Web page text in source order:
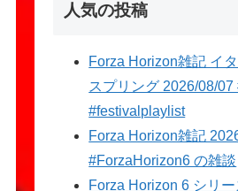
人気の投稿
Forza Horizon雑記 イ
スプリング 2026/08/
#festivalplaylist
Forza Horizon雑記
#ForzaHorizon6 の雑談
Forza Horizon 6 シリ